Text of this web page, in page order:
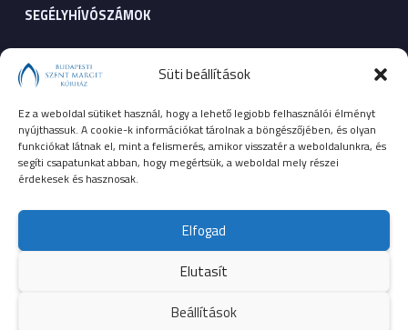
Süti beállítások
Ez a weboldal sütiket használ, hogy a lehető legjobb felhasználói élményt
nyújthassuk. A cookie-k információkat tárolnak a böngészőjében, és olyan
funkciókat látnak el, mint a felismerés, amikor visszatér a weboldalunkra, és
segíti csapatunkat abban, hogy megértsük, a weboldal mely részei
érdekesek és hasznosak.
Elfogad
Elutasít
Beállítások
SEGÉLYHÍVÓSZÁMOK
107rendőrség
112egységes európai segélyhívószám
© 2023 Budapesti Szent Margit Kórház